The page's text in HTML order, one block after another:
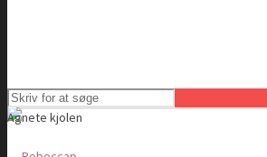
Agnete kjolen